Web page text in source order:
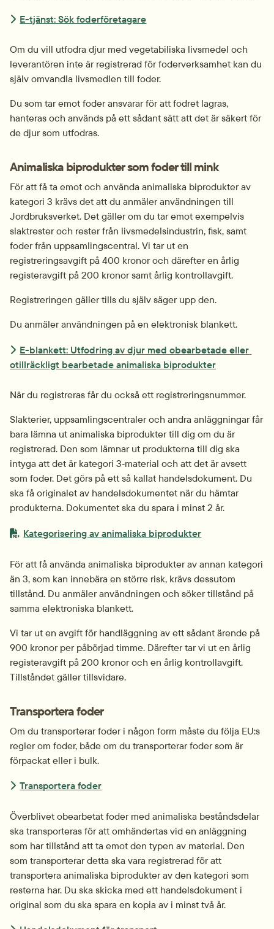
E-tjänst: Sök foderföretagare
Om du vill utfodra djur med vegetabiliska livsmedel och
leverantören inte är registrerad för foderverksamhet kan du
själv omvandla livsmedlen till foder.
Du som tar emot foder ansvarar för att fodret lagras,
hanteras och används på ett sådant sätt att det är säkert för
de djur som utfodras.
Animaliska biprodukter som foder till mink
För att få ta emot och använda animaliska biprodukter av
kategori 3 krävs det att du anmäler användningen till
Jordbruksverket. Det gäller om du tar emot exempelvis
slaktrester och rester från livsmedelsindustrin, fisk, samt
foder från uppsamlingscentral. Vi tar ut en
registreringsavgift på 400 kronor och därefter en årlig
registeravgift på 200 kronor samt årlig kontrollavgift.
Registreringen gäller tills du själv säger upp den.
Du anmäler användningen på en elektronisk blankett.
E-blankett: Utfodring av djur med obearbetade eller
otillräckligt bearbetade animaliska biprodukter
När du registreras får du också ett registreringsnummer.
Slakterier, uppsamlingscentraler och andra anläggningar får
bara lämna ut animaliska biprodukter till dig om du är
registrerad. Den som lämnar ut produkterna till dig ska
intyga att det är kategori 3‑material och att det är avsett
som foder. Det görs på ett så kallat handelsdokument. Du
ska få originalet av handelsdokumentet när du hämtar
produkterna. Dokumentet ska du spara i minst 2 år.
PDF-fil.
Kategorisering av animaliska biprodukterpdf, 244.6 kB.
För att få använda animaliska biprodukter av annan kategori
än 3, som kan innebära en större risk, krävs dessutom
tillstånd. Du anmäler användningen och söker tillstånd på
samma elektroniska blankett.
Vi tar ut en avgift för handläggning av ett sådant ärende på
900 kronor per påbörjad timme. Därefter tar vi ut en årlig
registeravgift på 200 kronor och en årlig kontrollavgift.
Tillståndet gäller tillsvidare.
Transportera foder
Om du transporterar foder i någon form måste du följa EU:s
regler om foder, både om du transporterar foder som är
förpackat eller i bulk.
Transportera foder
Överblivet obearbetat foder med animaliska beståndsdelar
ska transporteras för att omhändertas vid en anläggning
som har tillstånd att ta emot den typen av material. Den
som transporterar detta ska vara registrerad för att
transportera animaliska biprodukter av den kategori som
resterna har. Du ska skicka med ett handelsdokument i
original som du ska spara en kopia av i minst två år.